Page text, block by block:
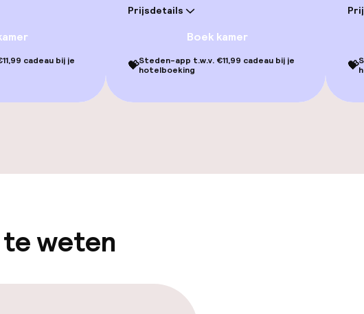
Massage
Fitnessruimte / gym
cadeau bij je
Prijsdetails
Boek kamer
💝Steden-app t.w.v. €11,99 cadeau bij je
hotelboeking
💝
te weten